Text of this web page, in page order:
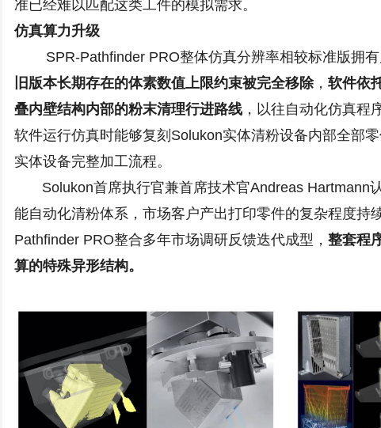
准已经难以匹配这类工件的模拟需求。
仿真算力升级
SPR-Pathfinder PRO整体仿真分辨率相较标准版拥有
旧版本长期存在的体素数值上限约束被完全移除， 软件依
叠内壁结构内部的粉末清理行进路线，以往自动化仿真程
软件运行仿真时能够复刻Solukon实体清粉设备内部全部
实体设备完整加工流程。
Solukon首席执行官兼首席技术官Andreas Hartmann
能自动化清粉体系，市场客户产出打印零件的复杂程度
Pathfinder PRO整合多年市场调研反馈迭代成型， 整套程
算的特殊异形结构。